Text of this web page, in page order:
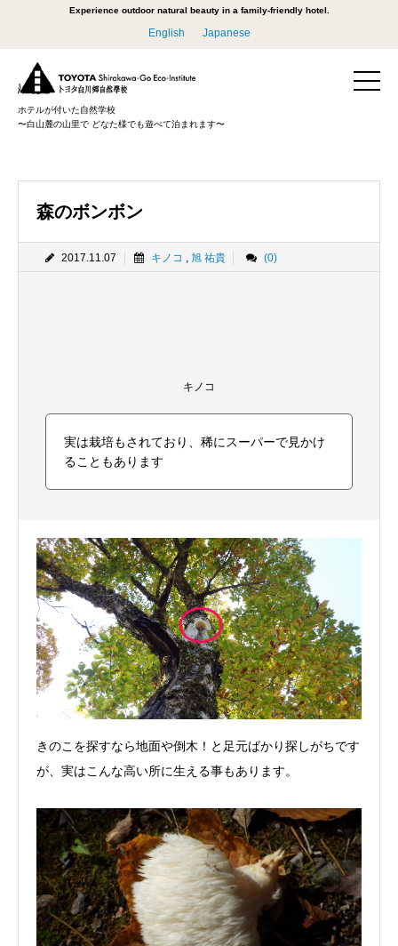
Experience outdoor natural beauty in a family-friendly hotel.
English Japanese
ホテルが付いた自然学校
〜白山麓の山里で どなた様でも遊べて泊まれます〜
森のボンボン
2017.11.07 キノコ , 旭 祐貴 (0)
キノコ
実は栽培もされており、稀にスーパーで見かけ
ることもあります
きのこを探すなら地面や倒木！と足元ばかり探しがちです
が、実はこんな高い所に生える事もあります。